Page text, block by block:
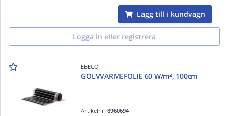
Lägg till i kundvagn
Logga in eller registrera
EBECO
GOLVVÄRMEFOLIE 60 W/m², 100cm
Artikelnr:8960694